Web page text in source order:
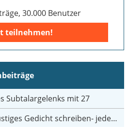
30.000 Benutzer
teilnehmen!
Subtalargelenks mit 27
Gedicht schreiben- jeder einen Satz